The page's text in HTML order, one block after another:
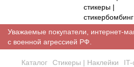
Уважаемые покупатели, интернет-
с военной агрессией РФ.
Каталог Стикеры | Наклейки IT-